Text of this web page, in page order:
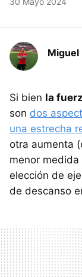
Miguel
Si bien la
son dos
una estrecha
otra aumenta
menor
elección de
de descanso